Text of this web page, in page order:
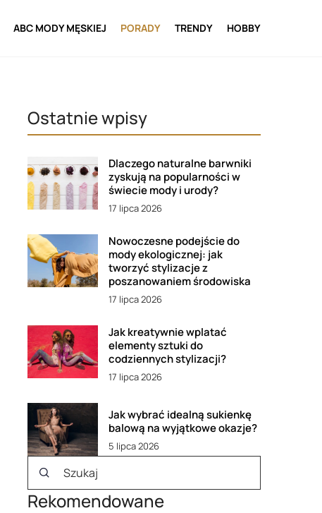
ABC MODY MĘSKIEJ PORADY TRENDY HOBBY
Ostatnie wpisy
Dlaczego naturalne barwniki
zyskują na popularności w
świecie mody i urody?
17 lipca 2026
Nowoczesne podejście do
mody ekologicznej: jak
tworzyć stylizacje z
poszanowaniem środowiska
17 lipca 2026
Jak kreatywnie wplatać
elementy sztuki do
codziennych stylizacji?
17 lipca 2026
Jak wybrać idealną sukienkę
balową na wyjątkowe okazje?
5 lipca 2026
Rekomendowane